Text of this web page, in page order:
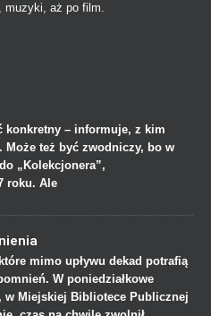
muzyki, aż po film.
konkretny – informuje, z kim
Może też być zwodniczy, bo w
„Kolekcjonera”,
roku. Ale
mimo upływu dekad potrafią
W poniedziałkowe
w Miejskiej Bibliotece Publicznej